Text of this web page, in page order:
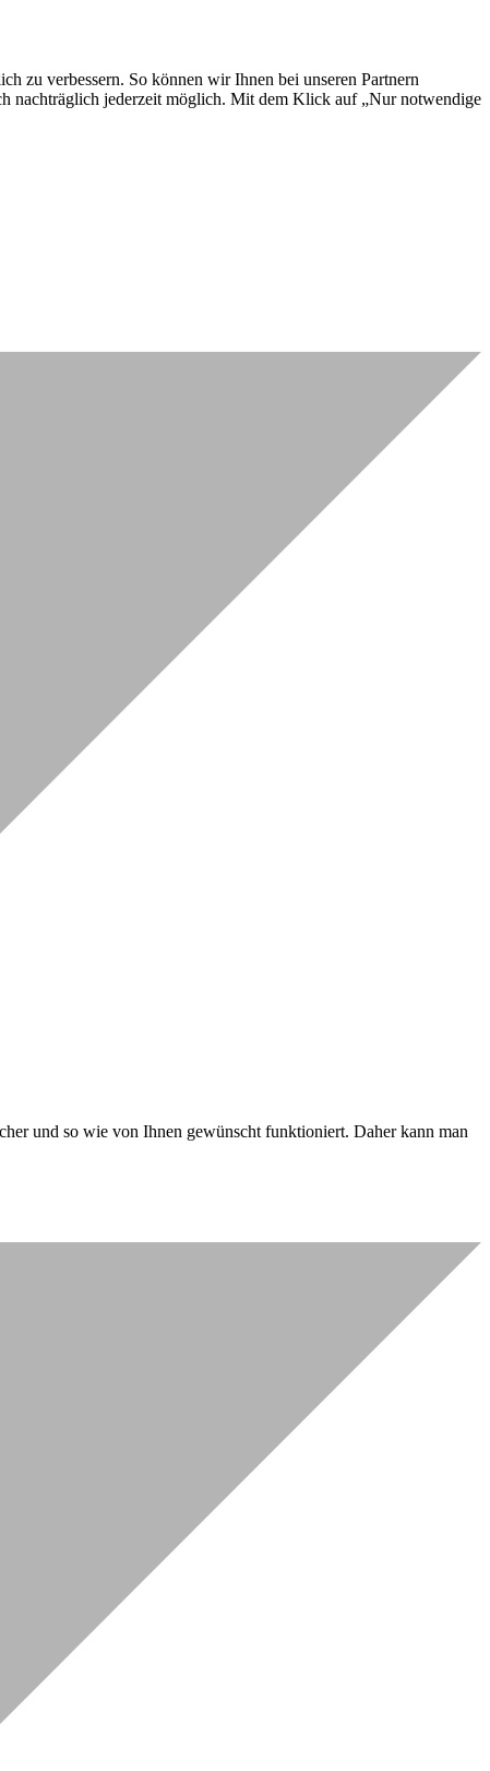
zu verbessern. So können wir Ihnen bei unseren Partnern
nachträglich jederzeit möglich. Mit dem Klick auf „Nur notwendige
und so wie von Ihnen gewünscht funktioniert. Daher kann man